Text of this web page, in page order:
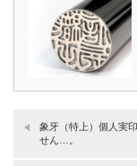
象牙（特上）個人実
せん…。